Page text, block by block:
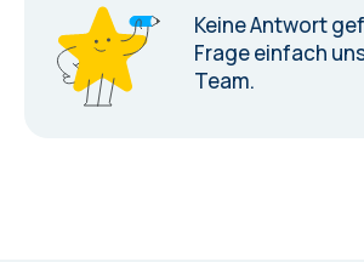
Keine Antwort
Frage einfach
Team.